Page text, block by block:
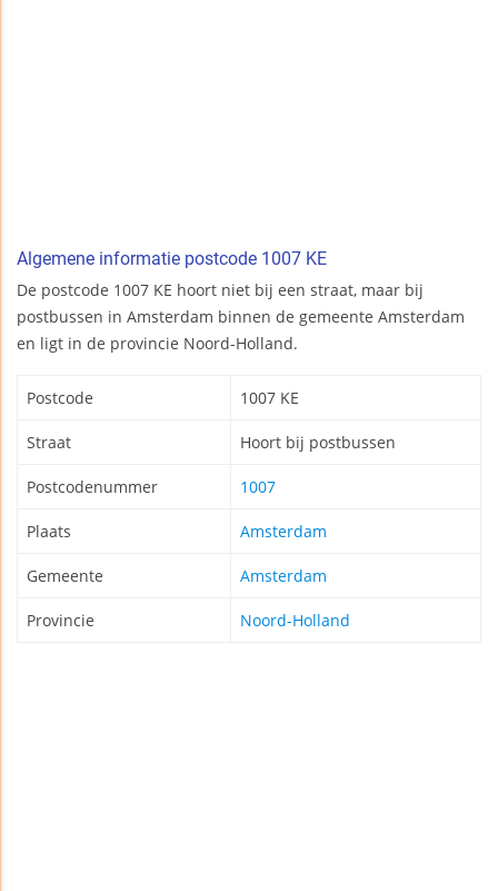
Algemene informatie postcode 1007 KE
De postcode 1007 KE hoort niet bij een straat, maar bij
postbussen in Amsterdam binnen de gemeente Amsterdam
en ligt in de provincie Noord-Holland.
Postcode 1007 KE
Straat Hoort bij postbussen
Postcodenummer 1007
Plaats Amsterdam
Gemeente Amsterdam
Provincie Noord-Holland